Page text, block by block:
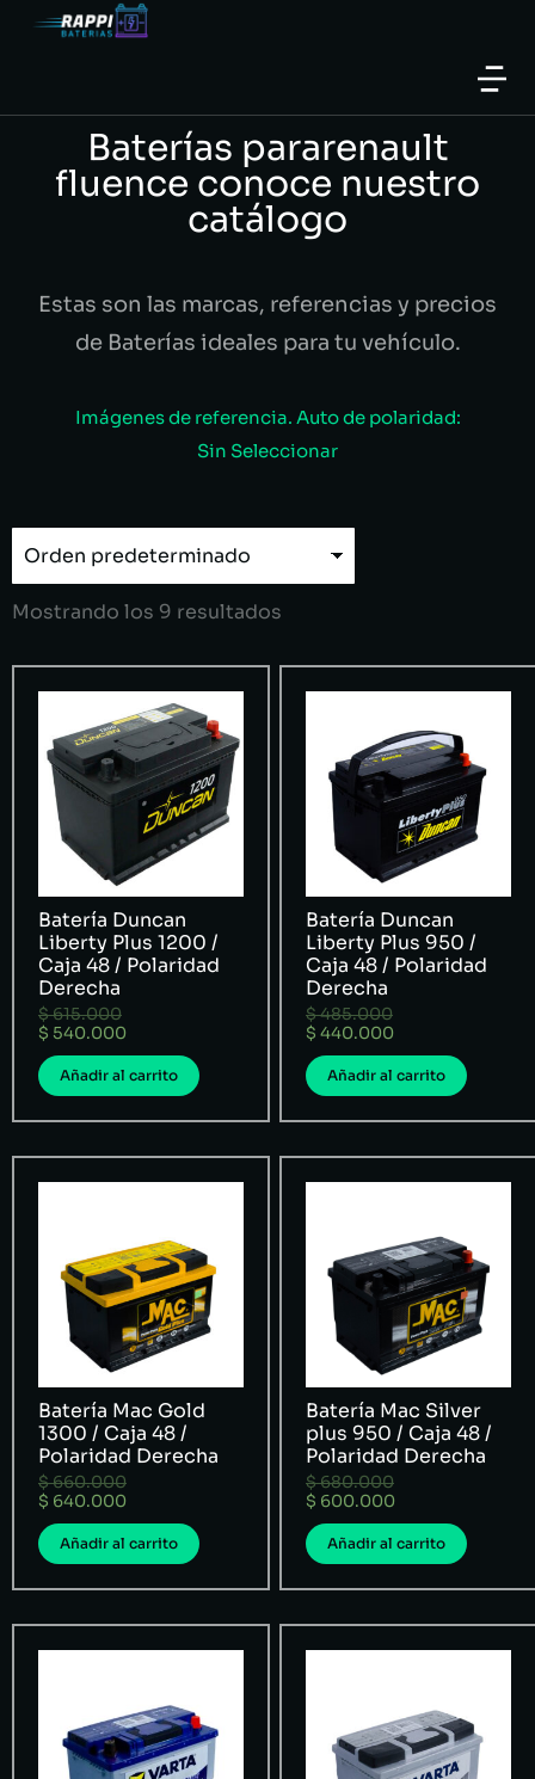
Baterías pararenault
fluence conoce nuestro
catálogo
Estas son las marcas, referencias y precios
de Baterías ideales para tu vehículo.
Imágenes de referencia. Auto de polaridad:
Sin Seleccionar
Mostrando los 9 resultados
Batería Duncan
Liberty Plus 1200 /
Caja 48 / Polaridad
Derecha
$615.000
$ 540.000
Añadir al carrito
Batería Duncan
Liberty Plus 950 /
Caja 48 / Polaridad
Derecha
$485.000
$ 440.000
Añadir al carrito
Batería Mac Gold
1300 / Caja 48 /
Polaridad Derecha
$660.000
$ 640.000
Añadir al carrito
Batería Mac Silver
plus 950 / Caja 48 /
Polaridad Derecha
$680.000
$ 600.000
Añadir al carrito